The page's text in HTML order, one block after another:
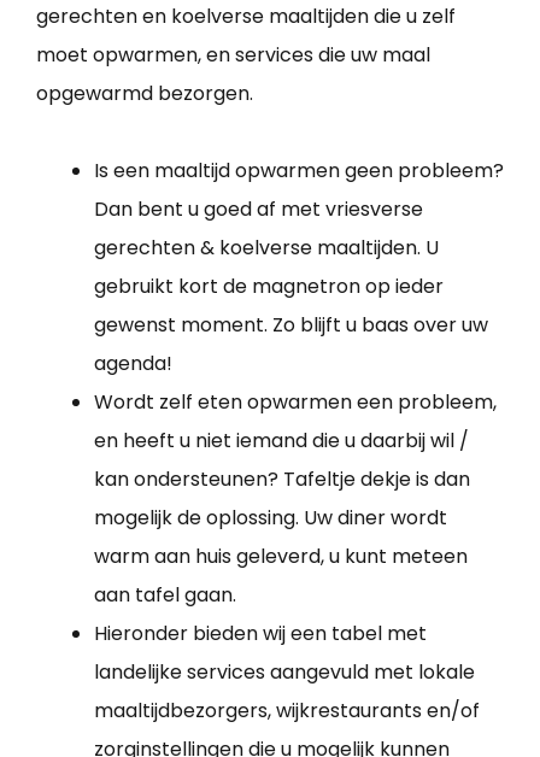
gerechten en koelverse maaltijden die u zelf
moet opwarmen, en services die uw maal
opgewarmd bezorgen.
Is een maaltijd opwarmen geen probleem?
Dan bent u goed af met vriesverse
gerechten & koelverse maaltijden. U
gebruikt kort de magnetron op ieder
gewenst moment. Zo blijft u baas over uw
agenda!
Wordt zelf eten opwarmen een probleem,
en heeft u niet iemand die u daarbij wil /
kan ondersteunen? Tafeltje dekje is dan
mogelijk de oplossing. Uw diner wordt
warm aan huis geleverd, u kunt meteen
aan tafel gaan.
Hieronder bieden wij een tabel met
landelijke services aangevuld met lokale
maaltijdbezorgers, wijkrestaurants en/of
zorginstellingen die u mogelijk kunnen